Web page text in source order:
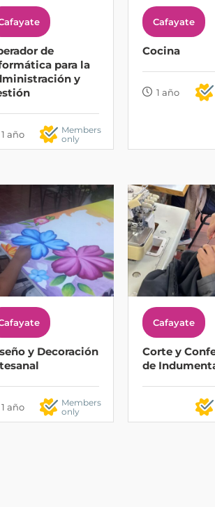
de
para la
y
1 año
Members
only
Cafayate
Cocina
1 año
y Decoración
1 año
Members
only
Cafayate
Corte y
de